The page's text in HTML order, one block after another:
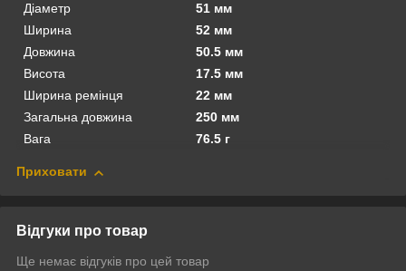
Діаметр
51 мм
Ширина
52 мм
Довжина
50.5 мм
Висота
17.5 мм
Ширина ремінця
22 мм
Загальна довжина
250 мм
Вага
76.5 г
Приховати
Відгуки про товар
Ще немає відгуків про цей товар